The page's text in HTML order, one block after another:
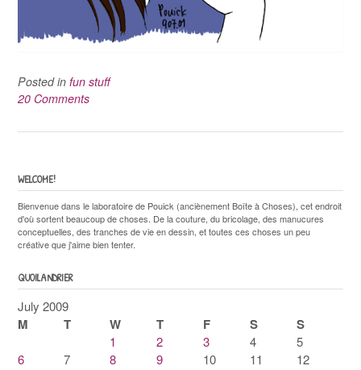
Posted in fun stuff
20 Comments
WELCOME!
Bienvenue dans le laboratoire de Pouick (anciènement Boîte à Choses), cet endroit
d'où sortent beaucoup de choses. De la couture, du bricolage, des manucures
conceptuelles, des tranches de vie en dessin, et toutes ces choses un peu
créative que j'aime bien tenter.
QUOILANDRIER
July 2009
M T W T F S S
1 2 3 4
5
6
7 8 9 10 11
12